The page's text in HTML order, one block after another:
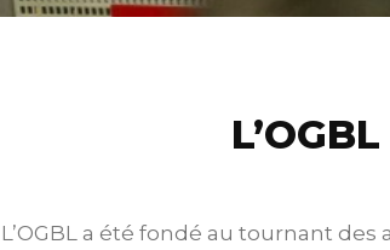
L’OGBL a été fondé au tournant des